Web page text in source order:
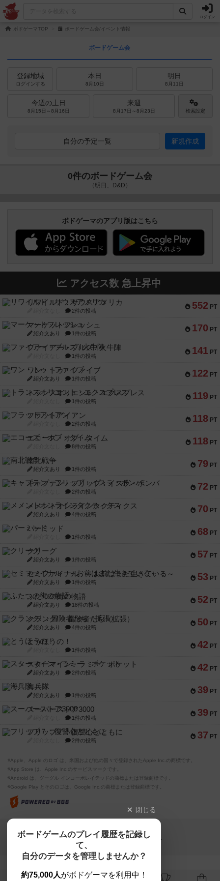
ログイン
ボドゲーマTOP ボードゲーム会/イベント情報
ボードゲーム会
登録地域
ログインする
本日
8月10日
明日
8月11日
今週の土日
8月15日～8月16日
来週
8月17日～8月23日 検索設定
自分の予定一覧 新規作成
0件のボードゲーム会
（明日、D&D）
ボドゲーマのアプリ版はこちら
アクセス数 急上昇中
552 PT
リワイルド：サウスアメリカ
2件の投稿
170 PT
マーケットフレッシュ
紹介文あり 1件の投稿
141 PT
ファイアー・ブルズ / 火牛陣
1件の投稿
122 PT
ワン・トゥ・ファイブ
紹介文あり 1件の投稿
119 PT
トランスオリエント・エクスプレス
1件の投稿
118 PT
フラットアイアン
2件の投稿
118 PT
エコーズ・オブ・タイム
8件の投稿
79 PT
南北戦争
紹介文あり 1件の投稿
72 PT
キャプテン・フリップ：イスラ・ボンバ
2件の投稿
70 PT
メメントオンラインタクティクス
紹介文あり 4件の投稿
68 PT
パーミッド
1件の投稿
57 PT
クリーグ
紹介文あり 1件の投稿
53 PT
セミファイナル ～お前はまだ生きている～
紹介文あり 1件の投稿
52 PT
ふたつの街の物語
紹介文あり 18件の投稿
50 PT
クランク! ：冒険者たち（拡張）
紹介文あり 4件の投稿
42 PT
とうほうの！
1件の投稿
42 PT
スターマイン・ラミー ポケット
紹介文あり 2件の投稿
39 PT
海兵隊
紹介文あり 1件の投稿
39 PT
スーパーストア3000
1件の投稿
37 PT
フリップ７：復讐心とともに
2件の投稿
※Apple、Apple のロゴ は、米国および他の国々で登録されたApple Inc.の商標です。
※App Store は、Apple Inc.のサービスマークです。
※Android は、グーグル インコーポレイテッドの商標または登録商標です。
※Google Play とそのロゴは、Google Inc.の商標または登録商標です。
閉じる
ボードゲームのプレイ履歴を記録し
て、
自分のデータを管理しませんか？
約75,000人がボドゲーマを利用中！
Copyright (c)
【ボドゲーマ】ボードゲームの総合情報サイト